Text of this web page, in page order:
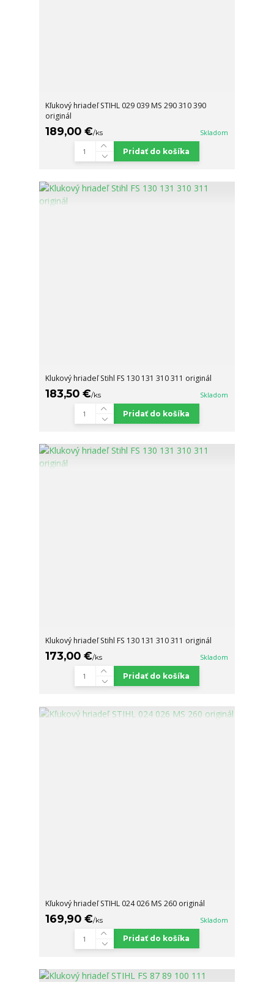
Kľukový hriadeľ STIHL 029 039 MS 290 310 390
originál
189,00 €/ks Skladom
Pridať do košíka
Klukový hriadeľ Stihl FS 130 131 310 311 originál
183,50 €/ks Skladom
Pridať do košíka
Klukový hriadeľ Stihl FS 130 131 310 311 originál
173,00 €/ks Skladom
Pridať do košíka
Kľukový hriadeľ STIHL 024 026 MS 260 originál
169,90 €/ks Skladom
Pridať do košíka